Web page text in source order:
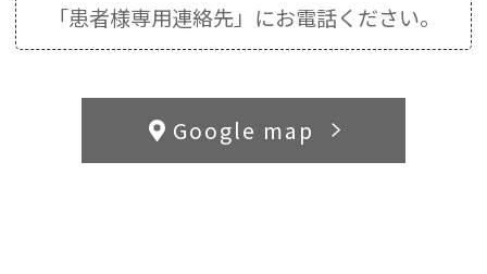
「患者様専用連絡先」にお電話ください。
Google map